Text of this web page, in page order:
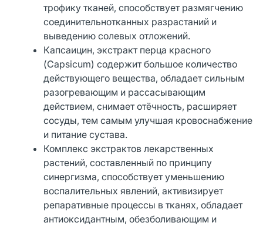
трофику тканей, способствует размягчению
соединительнотканных разрастаний и
выведению солевых отложений.
Капсаицин, экстракт перца красного
(Capsicum) содержит большое количество
действующего вещества, обладает сильным
разогревающим и рассасывающим
действием, снимает отёчность, расширяет
сосуды, тем самым улучшая кровоснабжение
и питание сустава.
Комплекс экстрактов лекарственных
растений, составленный по принципу
синергизма, способствует уменьшению
воспалительных явлений, активизирует
репаративные процессы в тканях, обладает
антиоксидантным, обезболивающим и